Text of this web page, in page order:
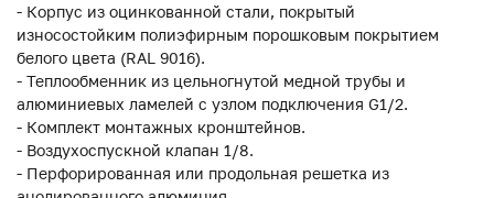
- Корпус из оцинкованной стали, покрытый
износостойким полиэфирным порошковым покрытием
белого цвета (RAL 9016).
- Теплообменник из цельногнутой медной трубы и
алюминиевых ламелей с узлом подключения G1/2.
- Комплект монтажных кронштейнов.
- Воздухоспускной клапан 1/8.
- Перфорированная или продольная решетка из